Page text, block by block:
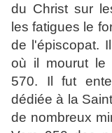
du Christ sur
les fatigues le
de l'épiscopat.
où il mourut le
570. Il fut
dédiée à la
de nombreux